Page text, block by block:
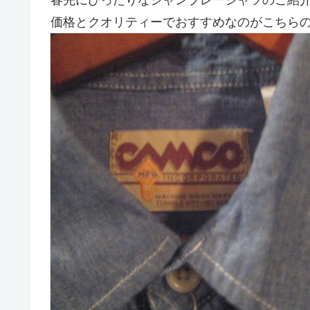
価格とクオリティーでおすすめなのがこちら